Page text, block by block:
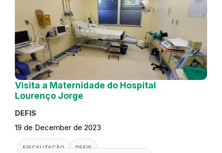
Visita a Maternidade do Hospital
Lourenço Jorge
DEFIS
19 de December de 2023
FISCALIZAÇÃO
DEFIS